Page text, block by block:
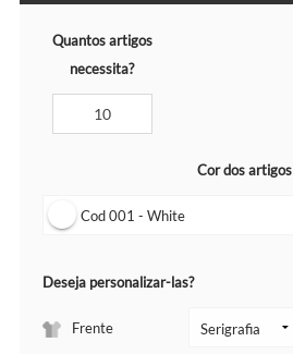
Quantos artigos
necessita?
Cor dos artigos
Cod 001 - White
Deseja personalizar-las?
Frente